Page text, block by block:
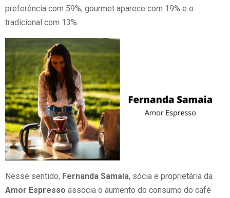
preferência com 59%, gourmet aparece com 19% e o
tradicional com 13%.
Nesse sentido, Fernanda Samaia, sócia e proprietária da
Amor Espresso associa o aumento do consumo do café